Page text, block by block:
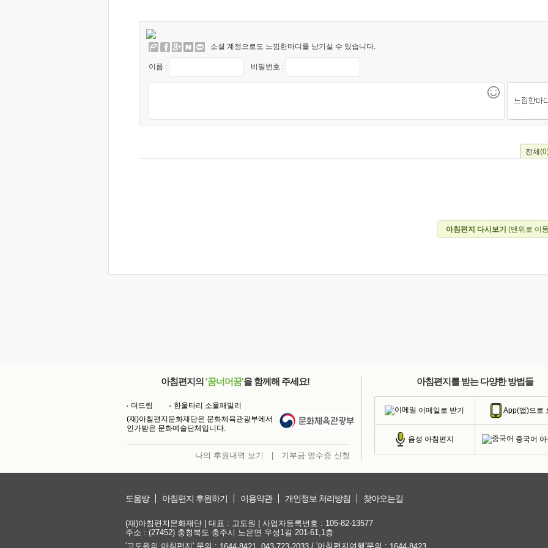
소셜 계정으로도 느낌한마디를 남기실 수 있습니다.
이름 : 비밀번호 :
전체
아침편지 다시보기 (맨위로 이
아침편지의 '꿈너머꿈'을 함께해 주세요!
더드림
한울타리 소울패밀리
(재)아침편지문화재단은 문화체육관광부에서
인가받은 문화예술단체입니다.
나의 후원내역 보기 기부금 영수증 신청
아침편지를 받는 다양한 방법들
이메일로 받기 App(앱)으로
음성 아침편지 중국어
도움방 아침편지 후원하기 이용약관 개인정보 처리방침 찾아오는길
(재)아침편지문화재단 | 대표 : 고도원 | 사업자등록번호 : 105-82-13577
주소 : (27452) 충청북도 충주시 노은면 우성1길 201-61,1층
'고도원의 아침편지' 문의 :
/ '아침편지여행'문의 :